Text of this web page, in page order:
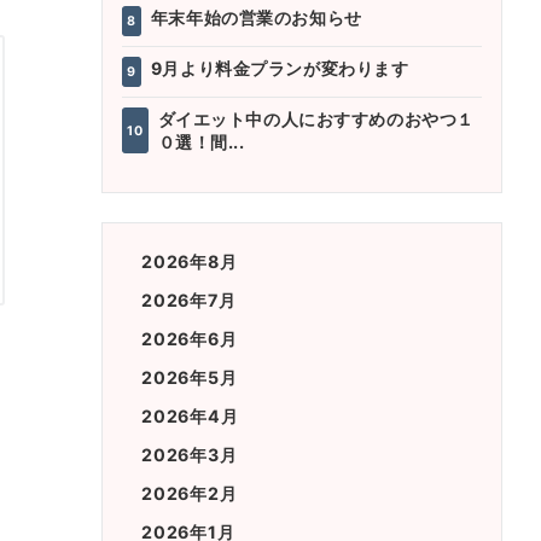
8 年末年始の営業のお知らせ
9 9月より料金プランが変わります
10
ダイエット中の人におすすめのおやつ１
０選！間...
2026年8月
2026年7月
2026年6月
2026年5月
2026年4月
2026年3月
2026年2月
2026年1月